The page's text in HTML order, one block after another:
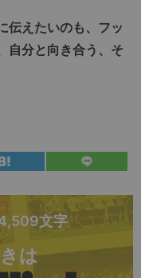
えたいのも、フッ
自分と向き合う、そ
文字
は